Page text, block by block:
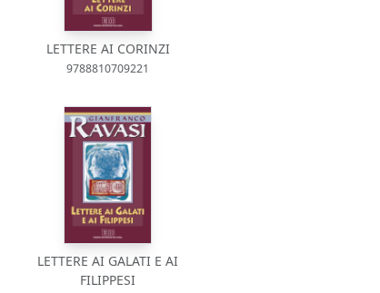
LETTERE AI CORINZI
9788810709221
LETTERE AI GALATI E AI
FILIPPESI